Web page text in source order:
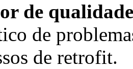
de
de
de retrofit.